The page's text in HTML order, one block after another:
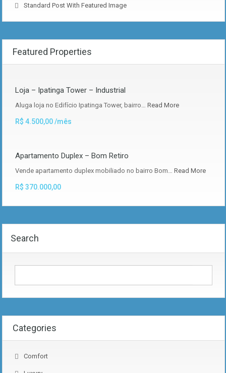
Standard Post With Featured Image
Featured Properties
Loja – Ipatinga Tower – Industrial
Aluga loja no Edifício Ipatinga Tower, bairro… Read More
R$ 4.500,00 /mês
Apartamento Duplex – Bom Retiro
Vende apartamento duplex mobiliado no bairro Bom… Read More
R$ 370.000,00
Search
Categories
Comfort